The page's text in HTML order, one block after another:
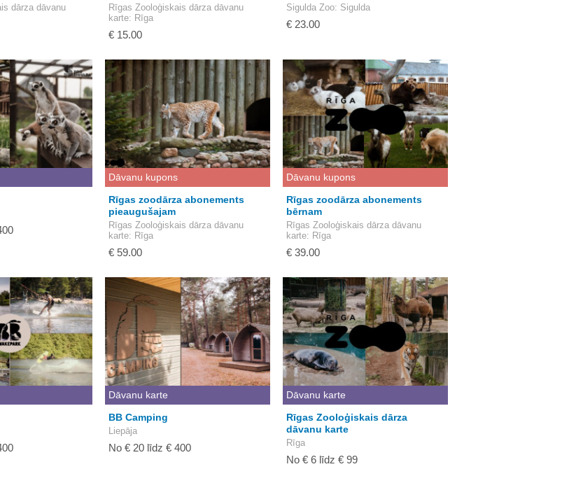
dārza dāvanu
Rīgas Zooloģiskais dārza dāvanu
karte: Rīga
€ 15.00
Sigulda Zoo: Sigulda
€ 23.00
Dāvanu kupons
Rīgas zoodārza abonements
pieaugušajam
Rīgas Zooloģiskais dārza dāvanu
karte: Rīga
€ 59.00
Dāvanu kupons
Rīgas zoodārza abonements
bērnam
Rīgas Zooloģiskais dārza dāvanu
karte: Rīga
€ 39.00
Dāvanu karte
BB Camping
Liepāja
No € 20 līdz € 400
Dāvanu karte
Rīgas Zooloģiskais dārza
dāvanu karte
Rīga
No € 6 līdz € 99